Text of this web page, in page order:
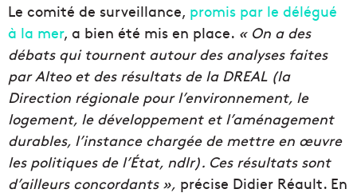
Le comité de surveillance, promis par le délégué
à la mer, a bien été mis en place. « On a des
débats qui tournent autour des analyses faites
par Alteo et des résultats de la DREAL (la
Direction régionale pour l’environnement, le
logement, le développement et l’aménagement
durables, l’instance chargée de mettre en œuvre
les politiques de l’État, ndlr). Ces résultats sont
d’ailleurs concordants », précise Didier Réault. En